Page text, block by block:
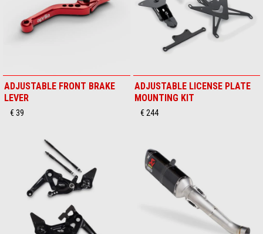
ADJUSTABLE FRONT BRAKE
LEVER
€ 39
ADJUSTABLE LICENSE PLATE
MOUNTING KIT
€ 244